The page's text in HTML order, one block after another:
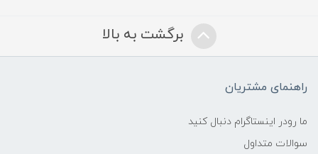
برگشت به بالا
راهنمای مشتریان
ما رودر اینستاگرام دنبال کنید
سوالات متداول